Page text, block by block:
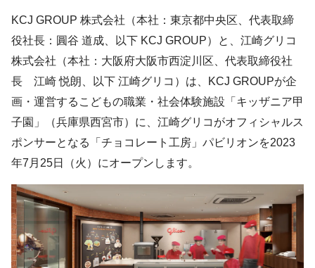
KCJ GROUP 株式会社（本社：東京都中央区、代表取締
役社長：圓谷 道成、以下 KCJ GROUP）と、江崎グリコ
株式会社（本社：大阪府大阪市西淀川区、代表取締役社
長 江崎 悦朗、以下 江崎グリコ）は、KCJ GROUPが企
画・運営するこどもの職業・社会体験施設「キッザニア甲
子園」（兵庫県西宮市）に、江崎グリコがオフィシャルス
ポンサーとなる「チョコレート工房」パビリオンを2023
年7月25日（火）にオープンします。